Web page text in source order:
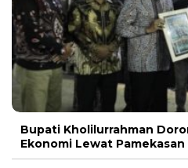
Bupati Kholilurrahman
Ekonomi Lewat